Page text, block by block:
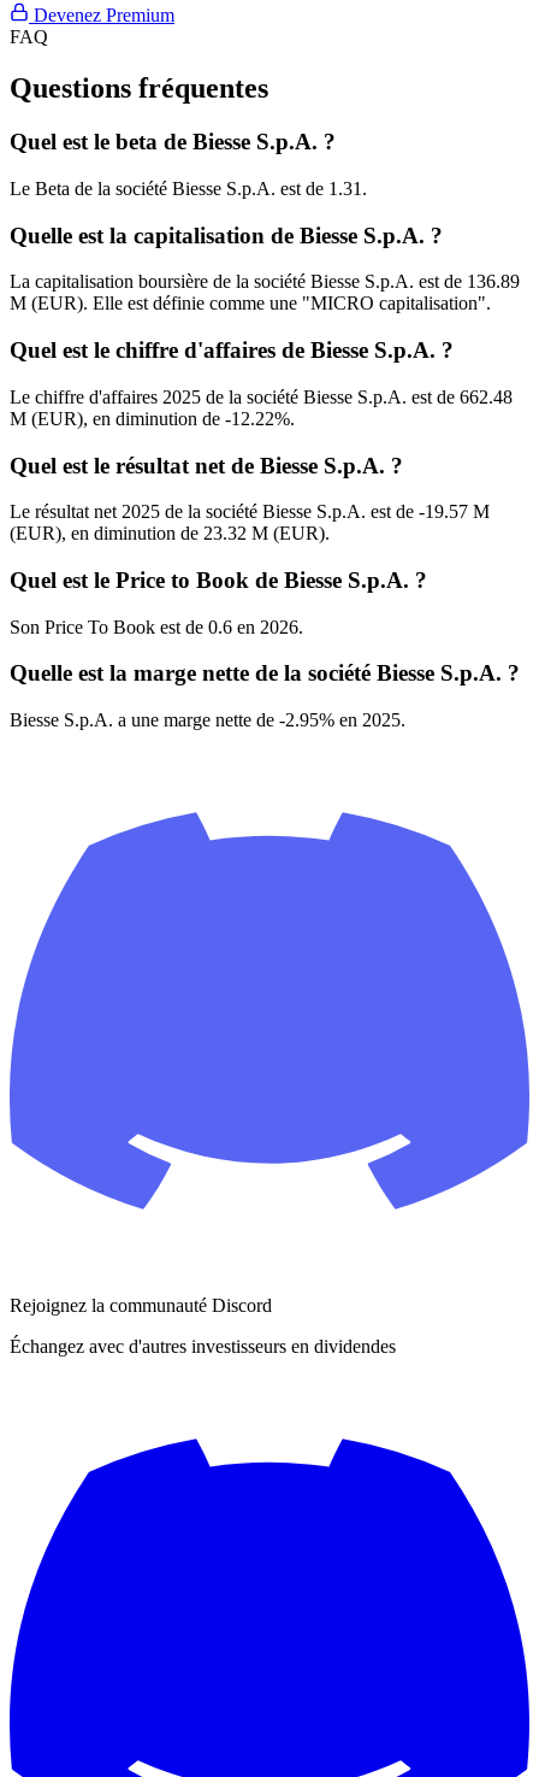
Devenez Premium
FAQ
Questions fréquentes
Quel est le beta de Biesse S.p.A. ?
Le Beta de la société Biesse S.p.A. est de 1.31.
Quelle est la capitalisation de Biesse S.p.A. ?
La capitalisation boursière de la société Biesse S.p.A. est de 136.89
M (EUR). Elle est définie comme une "MICRO capitalisation".
Quel est le chiffre d'affaires de Biesse S.p.A. ?
Le chiffre d'affaires 2025 de la société Biesse S.p.A. est de 662.48
M (EUR), en diminution de -12.22%.
Quel est le résultat net de Biesse S.p.A. ?
Le résultat net 2025 de la société Biesse S.p.A. est de -19.57 M
(EUR), en diminution de 23.32 M (EUR).
Quel est le Price to Book de Biesse S.p.A. ?
Son Price To Book est de 0.6 en 2026.
Quelle est la marge nette de la société Biesse S.p.A. ?
Biesse S.p.A. a une marge nette de -2.95% en 2025.
Rejoignez la communauté Discord
Échangez avec d'autres investisseurs en dividendes